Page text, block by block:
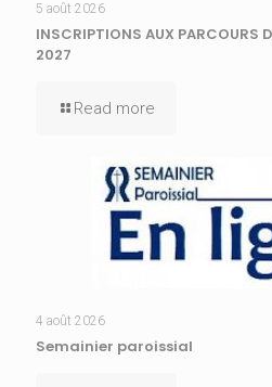
5 août 2026
INSCRIPTIONS AUX PARCOURS
2027
Read more
4 août 2026
Semainier paroissial